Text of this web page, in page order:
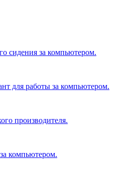
сидения за компьютером.
для работы за компьютером.
производителя.
компьютером.